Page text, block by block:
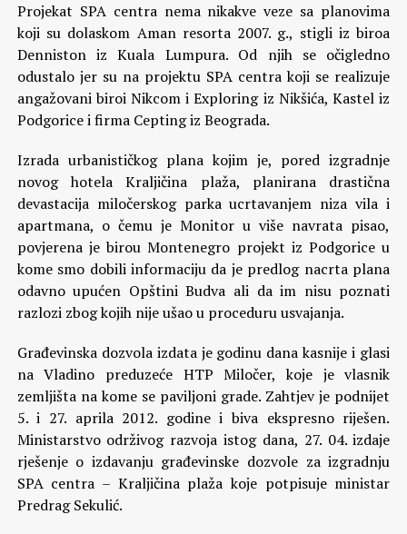
Projekat SPA centra nema nikakve veze sa planovima
koji su dolaskom Aman resorta 2007. g., stigli iz biroa
Denniston iz Kuala Lumpura. Od njih se očigledno
odustalo jer su na projektu SPA centra koji se realizuje
angažovani biroi Nikcom i Exploring iz Nikšića, Kastel iz
Podgorice i firma Cepting iz Beograda.
Izrada urbanističkog plana kojim je, pored izgradnje
novog hotela Kraljičina plaža, planirana drastična
devastacija miločerskog parka ucrtavanjem niza vila i
apartmana, o čemu je Monitor u više navrata pisao,
povjerena je birou Montenegro projekt iz Podgorice u
kome smo dobili informaciju da je predlog nacrta plana
odavno upućen Opštini Budva ali da im nisu poznati
razlozi zbog kojih nije ušao u proceduru usvajanja.
Građevinska dozvola izdata je godinu dana kasnije i glasi
na Vladino preduzeće HTP Miločer, koje je vlasnik
zemljišta na kome se paviljoni grade. Zahtjev je podnijet
5. i 27. aprila 2012. godine i biva ekspresno riješen.
Ministarstvo održivog razvoja istog dana, 27. 04. izdaje
rješenje o izdavanju građevinske dozvole za izgradnju
SPA centra – Kraljičina plaža koje potpisuje ministar
Predrag Sekulić.